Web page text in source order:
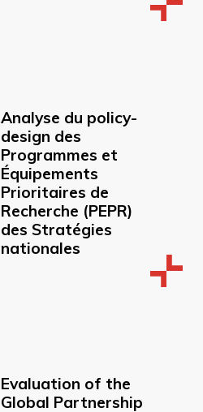
Analyse du policy-
design des
Programmes et
Équipements
Prioritaires de
Recherche (PEPR)
des Stratégies
nationales
Evaluation of the
Global Partnership